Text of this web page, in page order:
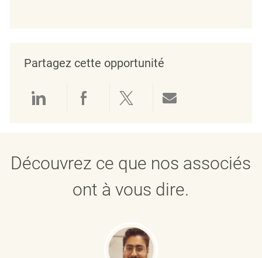
Partagez cette opportunité
Partager via LinkedIn
Partager via Facebook
Partager via twitter
Découvrez ce que nos associés
ont à vous dire.